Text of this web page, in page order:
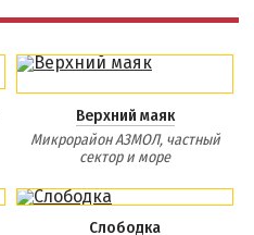
Верхний маяк
Микрорайон АЗМОЛ, частный
сектор и море
Слободка